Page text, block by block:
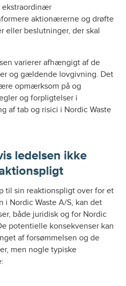
ekstraordinær
aktionærerne og drøfte
eller beslutninger, der skal
varierer afhængigt af de
og gældende lovgivning. Det
opmærksom på og
og forpligtelser i
af tab og risici i Nordic Waste
ledelsen ikke
til sin reaktionspligt over for et
i Nordic Waste A/S, kan det
både juridisk og for Nordic
potentielle konsekvenser kan
af forsømmelsen og de
men nogle typiske